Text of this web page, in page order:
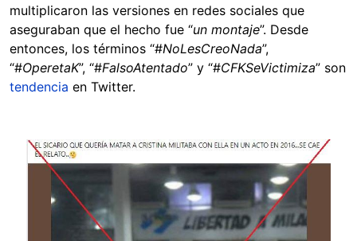
multiplicaron las versiones en redes sociales que
aseguraban que el hecho fue “un montaje”. Desde
entonces, los términos “#NoLesCreoNada”,
“#OperetaK”, “#FalsoAtentado” y “#CFKSeVictimiza” son
tendencia en Twitter.
Image